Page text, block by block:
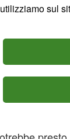
"Non
con
Servono
perché
sul